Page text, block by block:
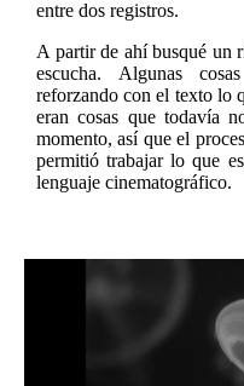
entre dos registros.
A partir de ahí busqué un
escucha. Algunas
reforzando con el texto lo
eran cosas que todavía
momento, así que el
permitió trabajar lo que
lenguaje cinematográfico.